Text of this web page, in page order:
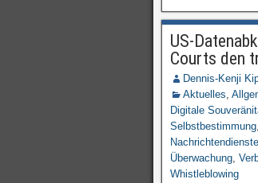
US-
Courts den
Dennis-Kenji
Aktuelles,
Digitale
Selbstbestimmung,
Nachrichtendienste
Überwachung,
Whistleblowing